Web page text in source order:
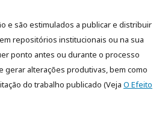
e são estimulados a publicar e distribuir
repositórios institucionais ou na sua
ponto antes ou durante o processo
gerar alterações produtivas, bem como
do trabalho publicado (Veja O Efeito